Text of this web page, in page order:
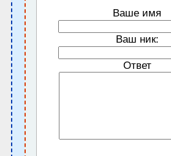
Ваше имя
Ваш ник:
Ответ